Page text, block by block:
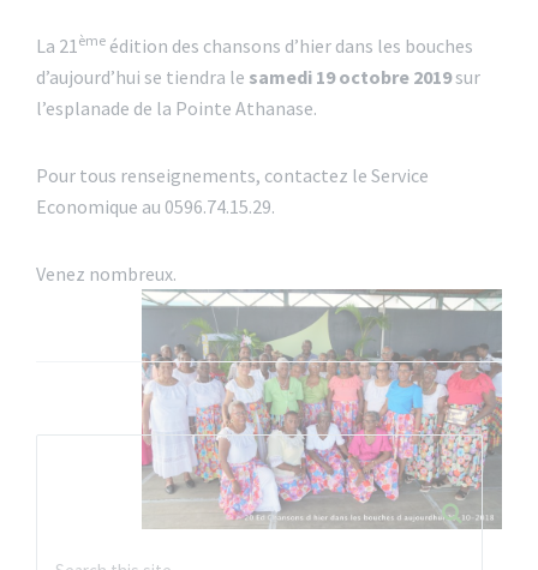
La 21 ème édition des chansons d’hier dans les bouches
d’aujourd’hui se tiendra le samedi 19 octobre 2019sur
l’esplanade de la Pointe Athanase.
Pour tous renseignements, contactez le Service
Economique au 0596.74.15.29.
Venez nombreux.